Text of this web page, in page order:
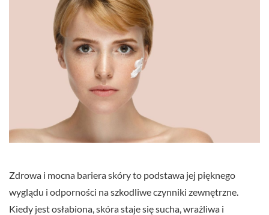
Zdrowa i mocna bariera skóry to podstawa jej pięknego
wyglądu i odporności na szkodliwe czynniki zewnętrzne.
Kiedy jest osłabiona, skóra staje się sucha, wrażliwa i